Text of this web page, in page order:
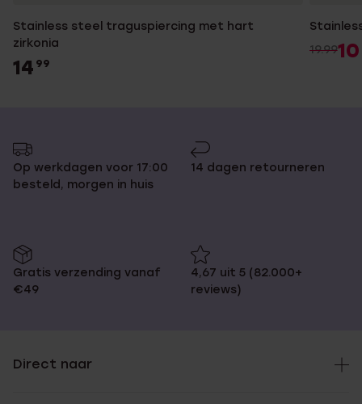
Stainless steel traguspiercing met hart
zirkonia
14 99
19.9910
Op werkdagen voor 17:00
besteld, morgen in huis
14 dagen retourneren
Gratis verzending vanaf
€49
4,67 uit 5 (82.000+
reviews)
Direct naar